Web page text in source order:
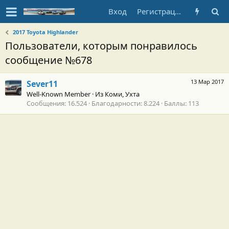
Вход Регистрация
2017 Toyota Highlander
Пользователи, которым понравилось
сообщение №678
13 Мар 2017
Sever11
Well-Known Member · Из Коми, Ухта
Сообщения 16.524 Благодарности 8.224 Баллы 113